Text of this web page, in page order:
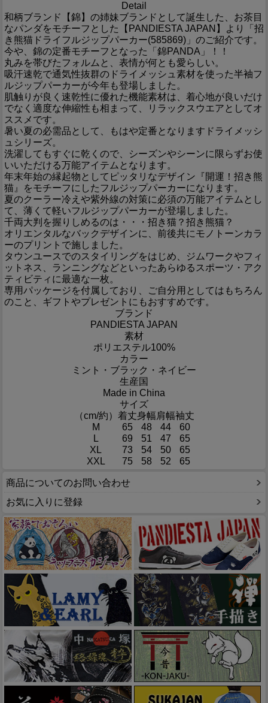
Detail
和柄ブランド【錦】の姉妹ブランドとして誕生した、お茶目
なパンダをモチーフとした【PANDIESTA JAPAN】より「招
き熊猫ドライフルジップパーカー(585869)」のご紹介です。
今や、錦の定番モチーフとなった「錦PANDA」！！
丸みを帯びたフォルムと、表情が何とも愛らしい。
吸汗速乾で通気性抜群のドライメッシュ素材を使った半袖フ
ルジップパーカーが今年も登場しました。
肌触りが良く速乾性に優れた機能素材は、着心地が良いだけ
でなく適度な伸縮性も相まって、リラックスウエアとしてオ
ススメです。
暑い夏の必需品として、もはや定番となりますドライメッシ
ュシリーズ。
洗濯してもすぐに乾くので、シーズンやシーンに限らずお使
いいただける万能アイテムとなります。
年末年始の縁起物としてピッタリなデザイン『開運！招き熊
猫』をモチーフにしたフルジップパーカーになります。
夏のクーラー冷えや紫外線の対策に必須の万能アイテムとし
て、薄くて軽いフルジップパーカーが登場しました。
千両大判を握りしめるのは・・・招き猫？招き熊猫？
オリエンタルなバックデザインに、前後共にモノトーンカラ
ーのプリントで施しました。
タウンユースでのスタイリングをはじめ、ジムワークやフィ
ットネス、ランニングなどといったあらゆるスポーツ・アク
ティビティに最適な一枚。
専用パッケージを付属しており、ご自分用としてはもちろん
のこと、ギフトやプレゼントにもおすすめです。
ブランド
PANDIESTA JAPAN
素材
ポリエステル100%
カラー
ミント・ブラック・ネイビー
生産国
Made in China
サイズ
（cm/約） 着丈身幅肩幅袖丈
M
65 48 44
60
L
69 51 47
65
XL
73 54 50
65
XXL
75 58 52 65
商品についてのお問い合わせ
お気に入りに登録